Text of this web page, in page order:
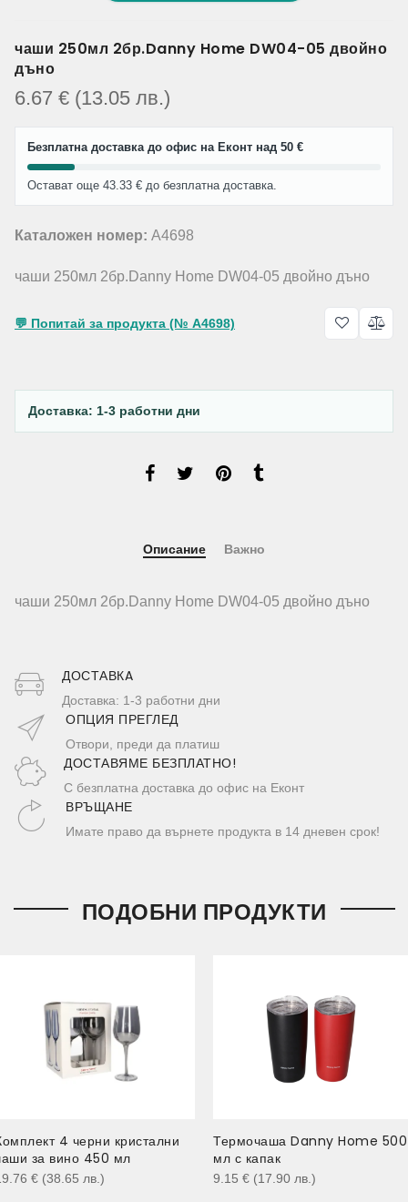
чаши 250мл 2бр.Danny Home DW04-05 двойно
дъно
6.67 € (13.05 лв.)
Безплатна доставка до офис на Еконт над 50 €
Остават още 43.33 € до безплатна доставка.
Каталожен номер: A4698
чаши 250мл 2бр.Danny Home DW04-05 двойно дъно
💬 Попитай за продукта (№ A4698)
Доставка: 1-3 работни дни
Описание Важно
чаши 250мл 2бр.Danny Home DW04-05 двойно дъно
ДОСТАВКA
Доставка: 1-3 работни дни
ОПЦИЯ ПРЕГЛЕД
Отвори, преди да платиш
ДОСТАВЯМЕ БЕЗПЛАТНО!
С безплатна доставка до офис на Еконт
ВРЪЩАНЕ
Имате право да върнете продукта в 14 дневен срок!
ПОДОБНИ ПРОДУКТИ
4 черни кристални
за вино 450 мл
€ (38.65 лв.)
Термочаша Danny Home 500
мл с капак
9.15 € (17.90 лв.)